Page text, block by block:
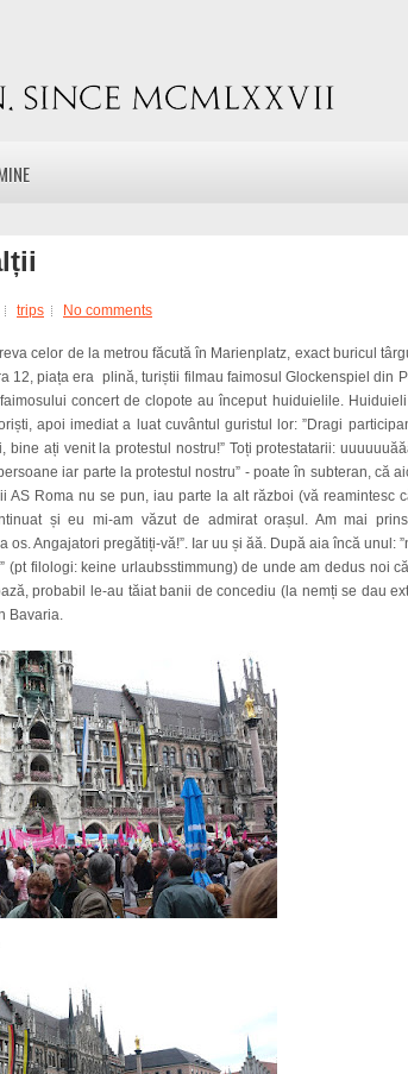
trips No comments
celor de la metrou făcută în Marienplatz, exact buricul
12, piața era plină, turiștii filmau faimosul Glockenspiel din
concert de clopote au început huiduielile.
apoi imediat a luat cuvântul guristul lor: ”Dragi
bine ați venit la protestul nostru!” Toți protestatarii:
iar parte la protestul nostru” - poate în subteran, că
AS Roma nu se pun, iau parte la alt război (vă reamintesc
și eu mi-am văzut de admirat orașul. Am mai
os. Angajatori pregătiți-vă!”. Iar uu și ăă. După aia încă unul:
(pt filologi: keine urlaubsstimmung) de unde am dedus noi
probabil le-au tăiat banii de concediu (la nemți se dau
Bavaria.